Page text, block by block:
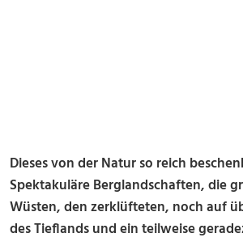
Dieses von der Natur so reich
Spektakuläre Berglandschaften, die
Wüsten, den zerklüfteten, noch auf
des Tieflands und ein teilweise